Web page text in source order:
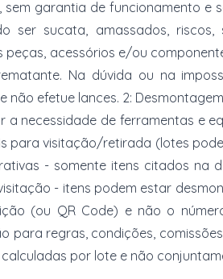
garantia de funcionamento e
ser sucata, amassados, riscos,
acessórios e/ou
Na dúvida ou na
efetue lances. 2:
necessidade de ferramentas e
para visitação/retirada (lotes
- somente itens citados na
- itens podem estar
(ou QR Code) e não o
para regras, condições,
por lote e não